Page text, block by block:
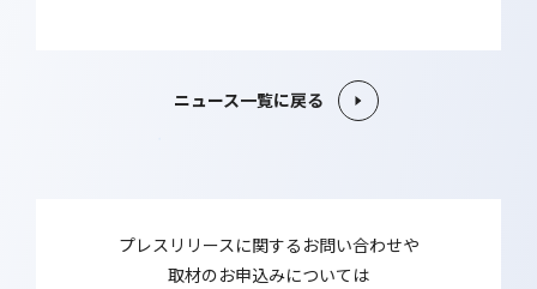
ニュース一覧に戻る
プレスリリースに関するお問い合わせや
取材のお申込みについては